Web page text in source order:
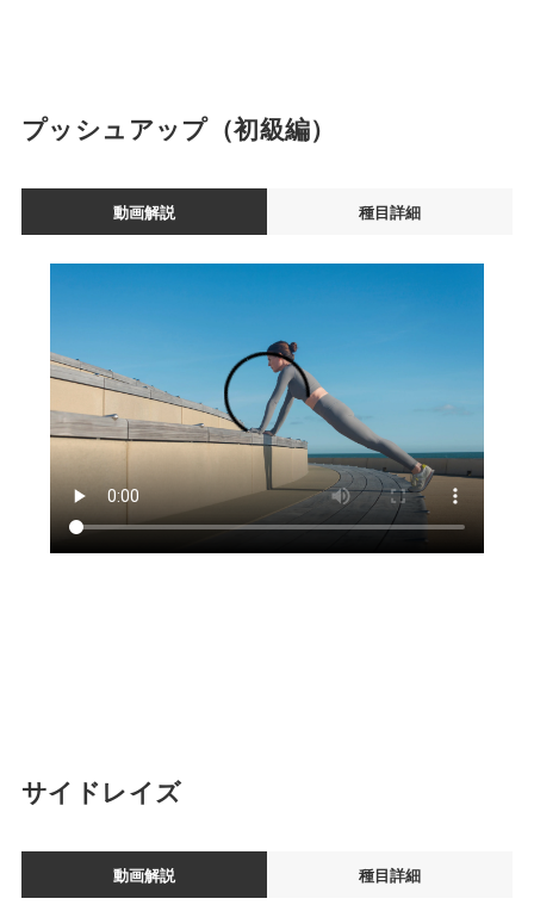
プッシュアップ（初級編）
動画解説 種目詳細
サイドレイズ
動画解説 種目詳細